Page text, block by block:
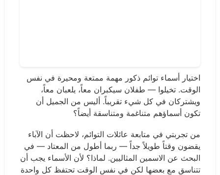
اختيار أسماء توائم ذكور مهمة ممتعة ومحيرة في نفس
الوقت. تخيلوا — طفلان سيكبران معاً، يلعبان معاً،
ويشتركان في كل شيء تقريباً. أليس من الجميل أن
تكون أسماؤهم متناغمة ومتناسقة أيضاً؟
من تجربتي في متابعة عائلات التوائم، لاحظت أن الآباء
يقضون وقتاً طويلاً جداً — ربما أطول من المعتاد — في
البحث عن الاسمين المثاليين. لماذا؟ لأن الأسماء يجب أن
تتناسق مع بعضها لكن في نفس الوقت تحتفظ كل واحدة